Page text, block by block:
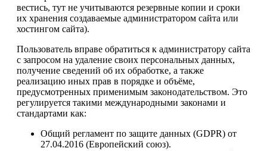
вестись, тут не учитываются резервные копии и сроки
их хранения создаваемые администратором сайта или
хостингом сайта).
Пользователь вправе обратиться к администратору сайта
с запросом на удаление своих персональных данных,
получение сведений об их обработке, а также
реализацию иных прав в порядке и объёме,
предусмотренных применимым законодательством. Это
регулируется такими международными законами и
стандартами как:
Общий регламент по защите данных (GDPR) от
27.04.2016 (Европейский союз).